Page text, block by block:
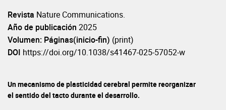
Revista Nature Communications.
Año de publicación 2025
Volumen: Páginas(inicio-fin) (print)
DOI https://doi.org/10.1038/s41467-025-57052-w
Un mecanismo de plasticidad cerebral permite reorganizar
el sentido del tacto durante el desarrollo.